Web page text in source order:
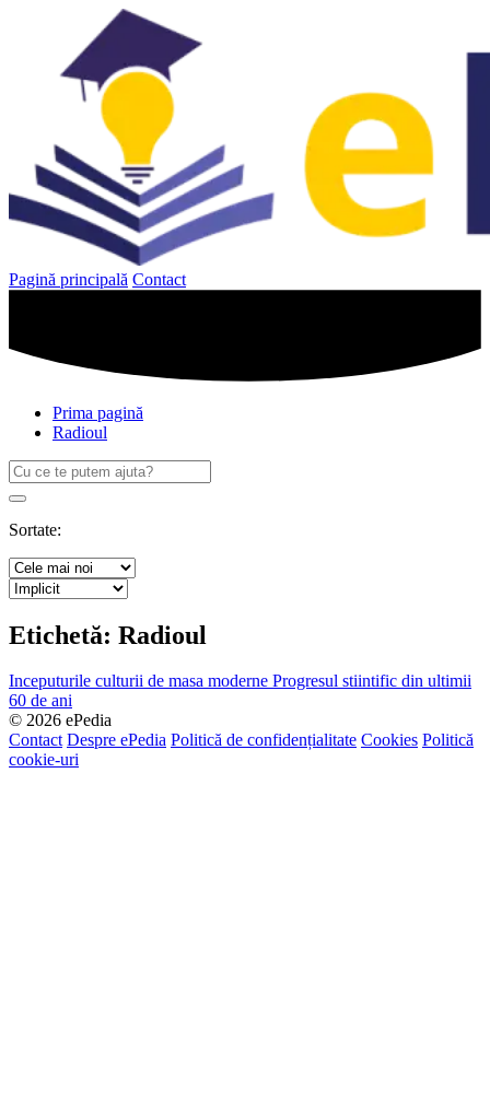
Pagină principală Contact
Prima pagină
Radioul
Caută
după:
Search
Sortate:
Etichetă: Radioul
Inceputurile culturii de masa moderne Progresul stiintific din ultimii
60 de ani
© 2026 ePedia
Contact Despre ePedia Politică de confidențialitate Cookies Politică
cookie-uri